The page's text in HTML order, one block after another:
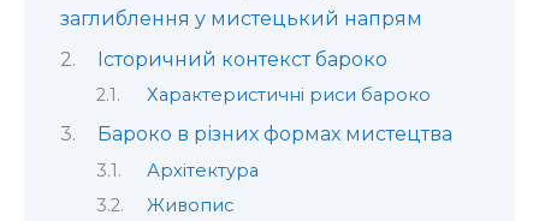
заглиблення у мистецький напрям
Історичний контекст бароко
Характеристичні риси бароко
Бароко в різних формах мистецтва
Архітектура
Живопис